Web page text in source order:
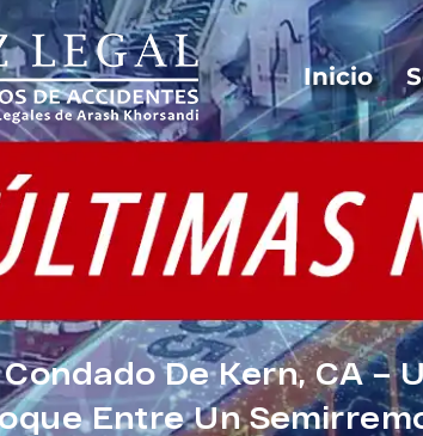
Inicio
De Kern, CA –
Entre Un